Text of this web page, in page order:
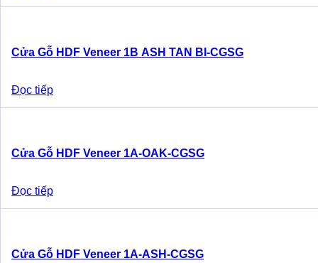
Cửa Gỗ HDF Veneer 1B ASH TAN BI-CGSG
Đọc tiếp
Cửa Gỗ HDF Veneer 1A-OAK-CGSG
Đọc tiếp
Cửa Gỗ HDF Veneer 1A-ASH-CGSG